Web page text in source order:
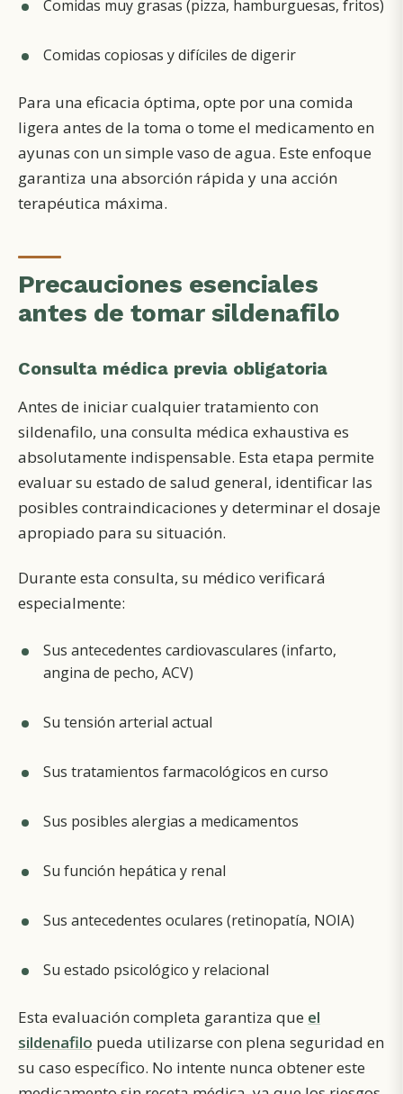
Comidas muy grasas (pizza, hamburguesas, fritos)
Comidas copiosas y difíciles de digerir
Para una eficacia óptima, opte por una comida
ligera antes de la toma o tome el medicamento en
ayunas con un simple vaso de agua. Este enfoque
garantiza una absorción rápida y una acción
terapéutica máxima.
Precauciones esenciales
antes de tomar sildenafilo
Consulta médica previa obligatoria
Antes de iniciar cualquier tratamiento con
sildenafilo, una consulta médica exhaustiva es
absolutamente indispensable. Esta etapa permite
evaluar su estado de salud general, identificar las
posibles contraindicaciones y determinar el dosaje
apropiado para su situación.
Durante esta consulta, su médico verificará
especialmente:
Sus antecedentes cardiovasculares (infarto,
angina de pecho, ACV)
Su tensión arterial actual
Sus tratamientos farmacológicos en curso
Sus posibles alergias a medicamentos
Su función hepática y renal
Sus antecedentes oculares (retinopatía, NOIA)
Su estado psicológico y relacional
Esta evaluación completa garantiza que el
sildenafilo pueda utilizarse con plena seguridad en
su caso específico. No intente nunca obtener este